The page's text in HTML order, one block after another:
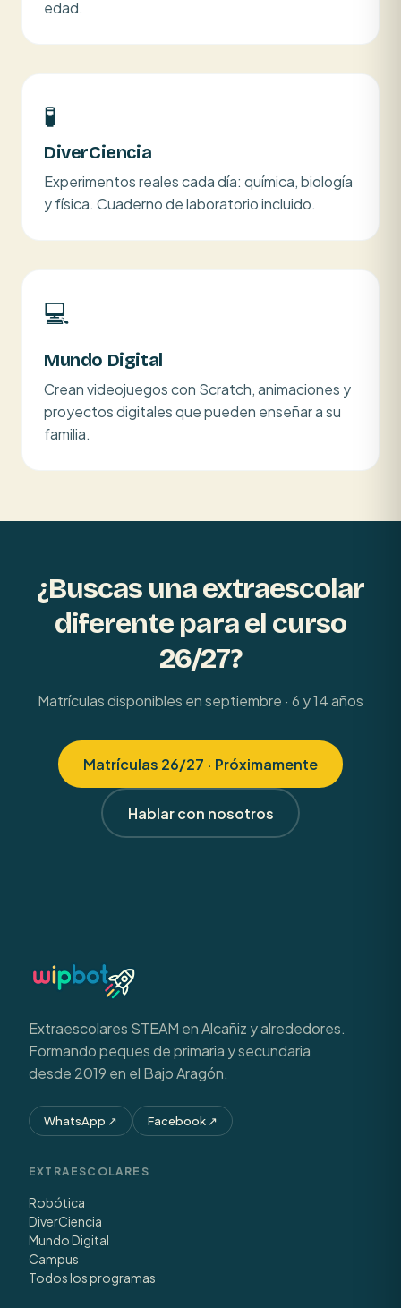
edad.
🧪
DiverCiencia
Experimentos reales cada día: química, biología
y física. Cuaderno de laboratorio incluido.
💻
Mundo Digital
Crean videojuegos con Scratch, animaciones y
proyectos digitales que pueden enseñar a su
familia.
¿Buscas una extraescolar
diferente para el curso
26/27?
Matrículas disponibles en septiembre · 6 y 14 años
Matrículas 26/27 · Próximamente
Hablar con nosotros
Extraescolares STEAM en Alcañiz y alrededores.
Formando peques de primaria y secundaria
desde 2019 en el Bajo Aragón.
WhatsApp ↗ Facebook ↗
EXTRAESCOLARES
Robótica
DiverCiencia
Mundo Digital
Campus
Todos los programas